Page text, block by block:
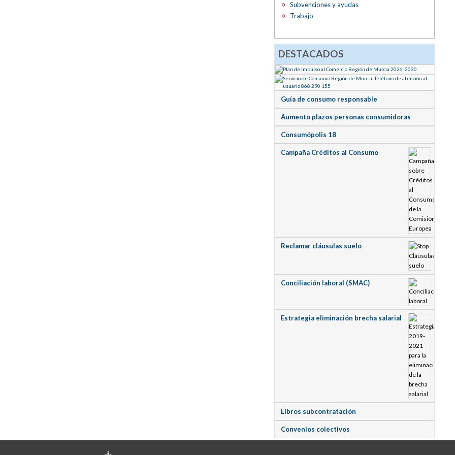
Subvenciones y ayudas
Trabajo
DESTACADOS
Guía de consumo responsable
Aumento plazos personas consumidoras
Consumópolis 18
Campaña Créditos al Consumo
Reclamar cláusulas suelo
Conciliación laboral (SMAC)
Estrategia eliminación brecha salarial
Libros subcontratación
Convenios colectivos